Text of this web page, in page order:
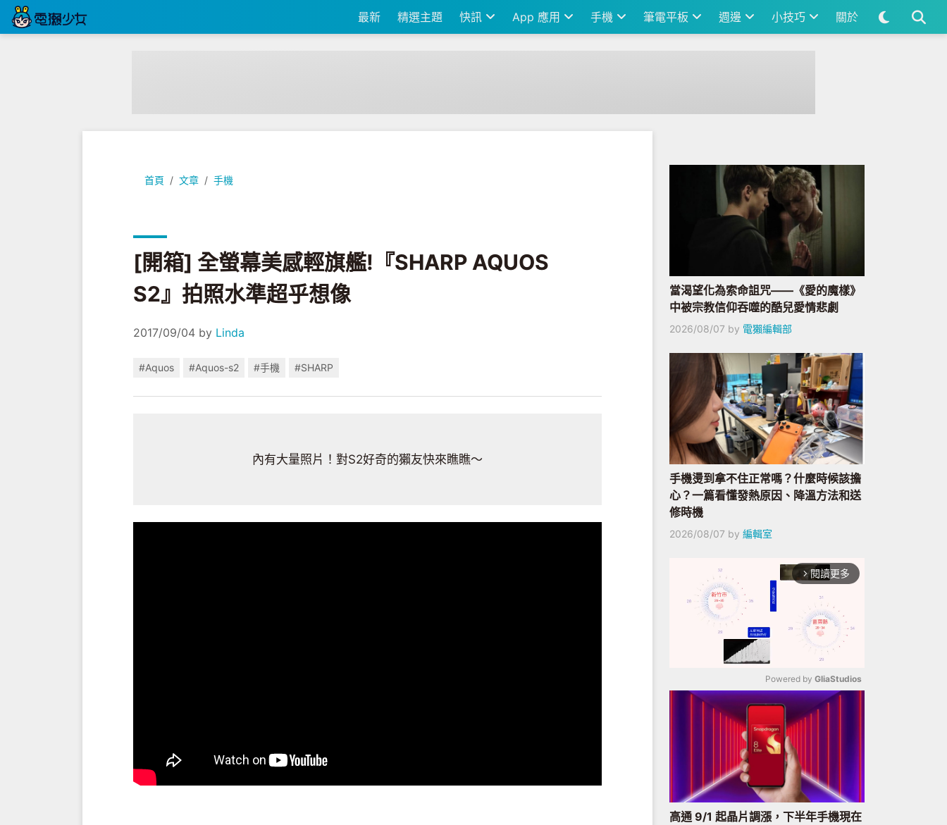
最新 精選主題 快訊 App 應用 手機 筆電平板 週邊 小技巧 關於
首頁 文章 手機
[開箱] 全螢幕美感輕旗艦!『SHARP AQUOS S2』拍照水準超乎想像
[開箱] 全螢幕美感輕旗艦!『SHARP AQUOS
S2』拍照水準超乎想像
2017/09/04 by Linda
#Aquos #Aquos-s2 #手機 #SHARP
內有大量照片！對S2好奇的獺友快來瞧瞧～
當渴望化為索命詛咒——《愛的魔樣》
中被宗教信仰吞噬的酷兒愛情悲劇
2026/08/07 by 電獺編輯部
手機燙到拿不住正常嗎？什麼時候該擔
心？一篇看懂發熱原因、降溫方法和送
修時機
2026/08/07 by 編輯室
arrow_forward_ios 閱讀更多
Mute
Powered by GliaStudios
高通 9/1 起晶片調漲，下半年手機現在